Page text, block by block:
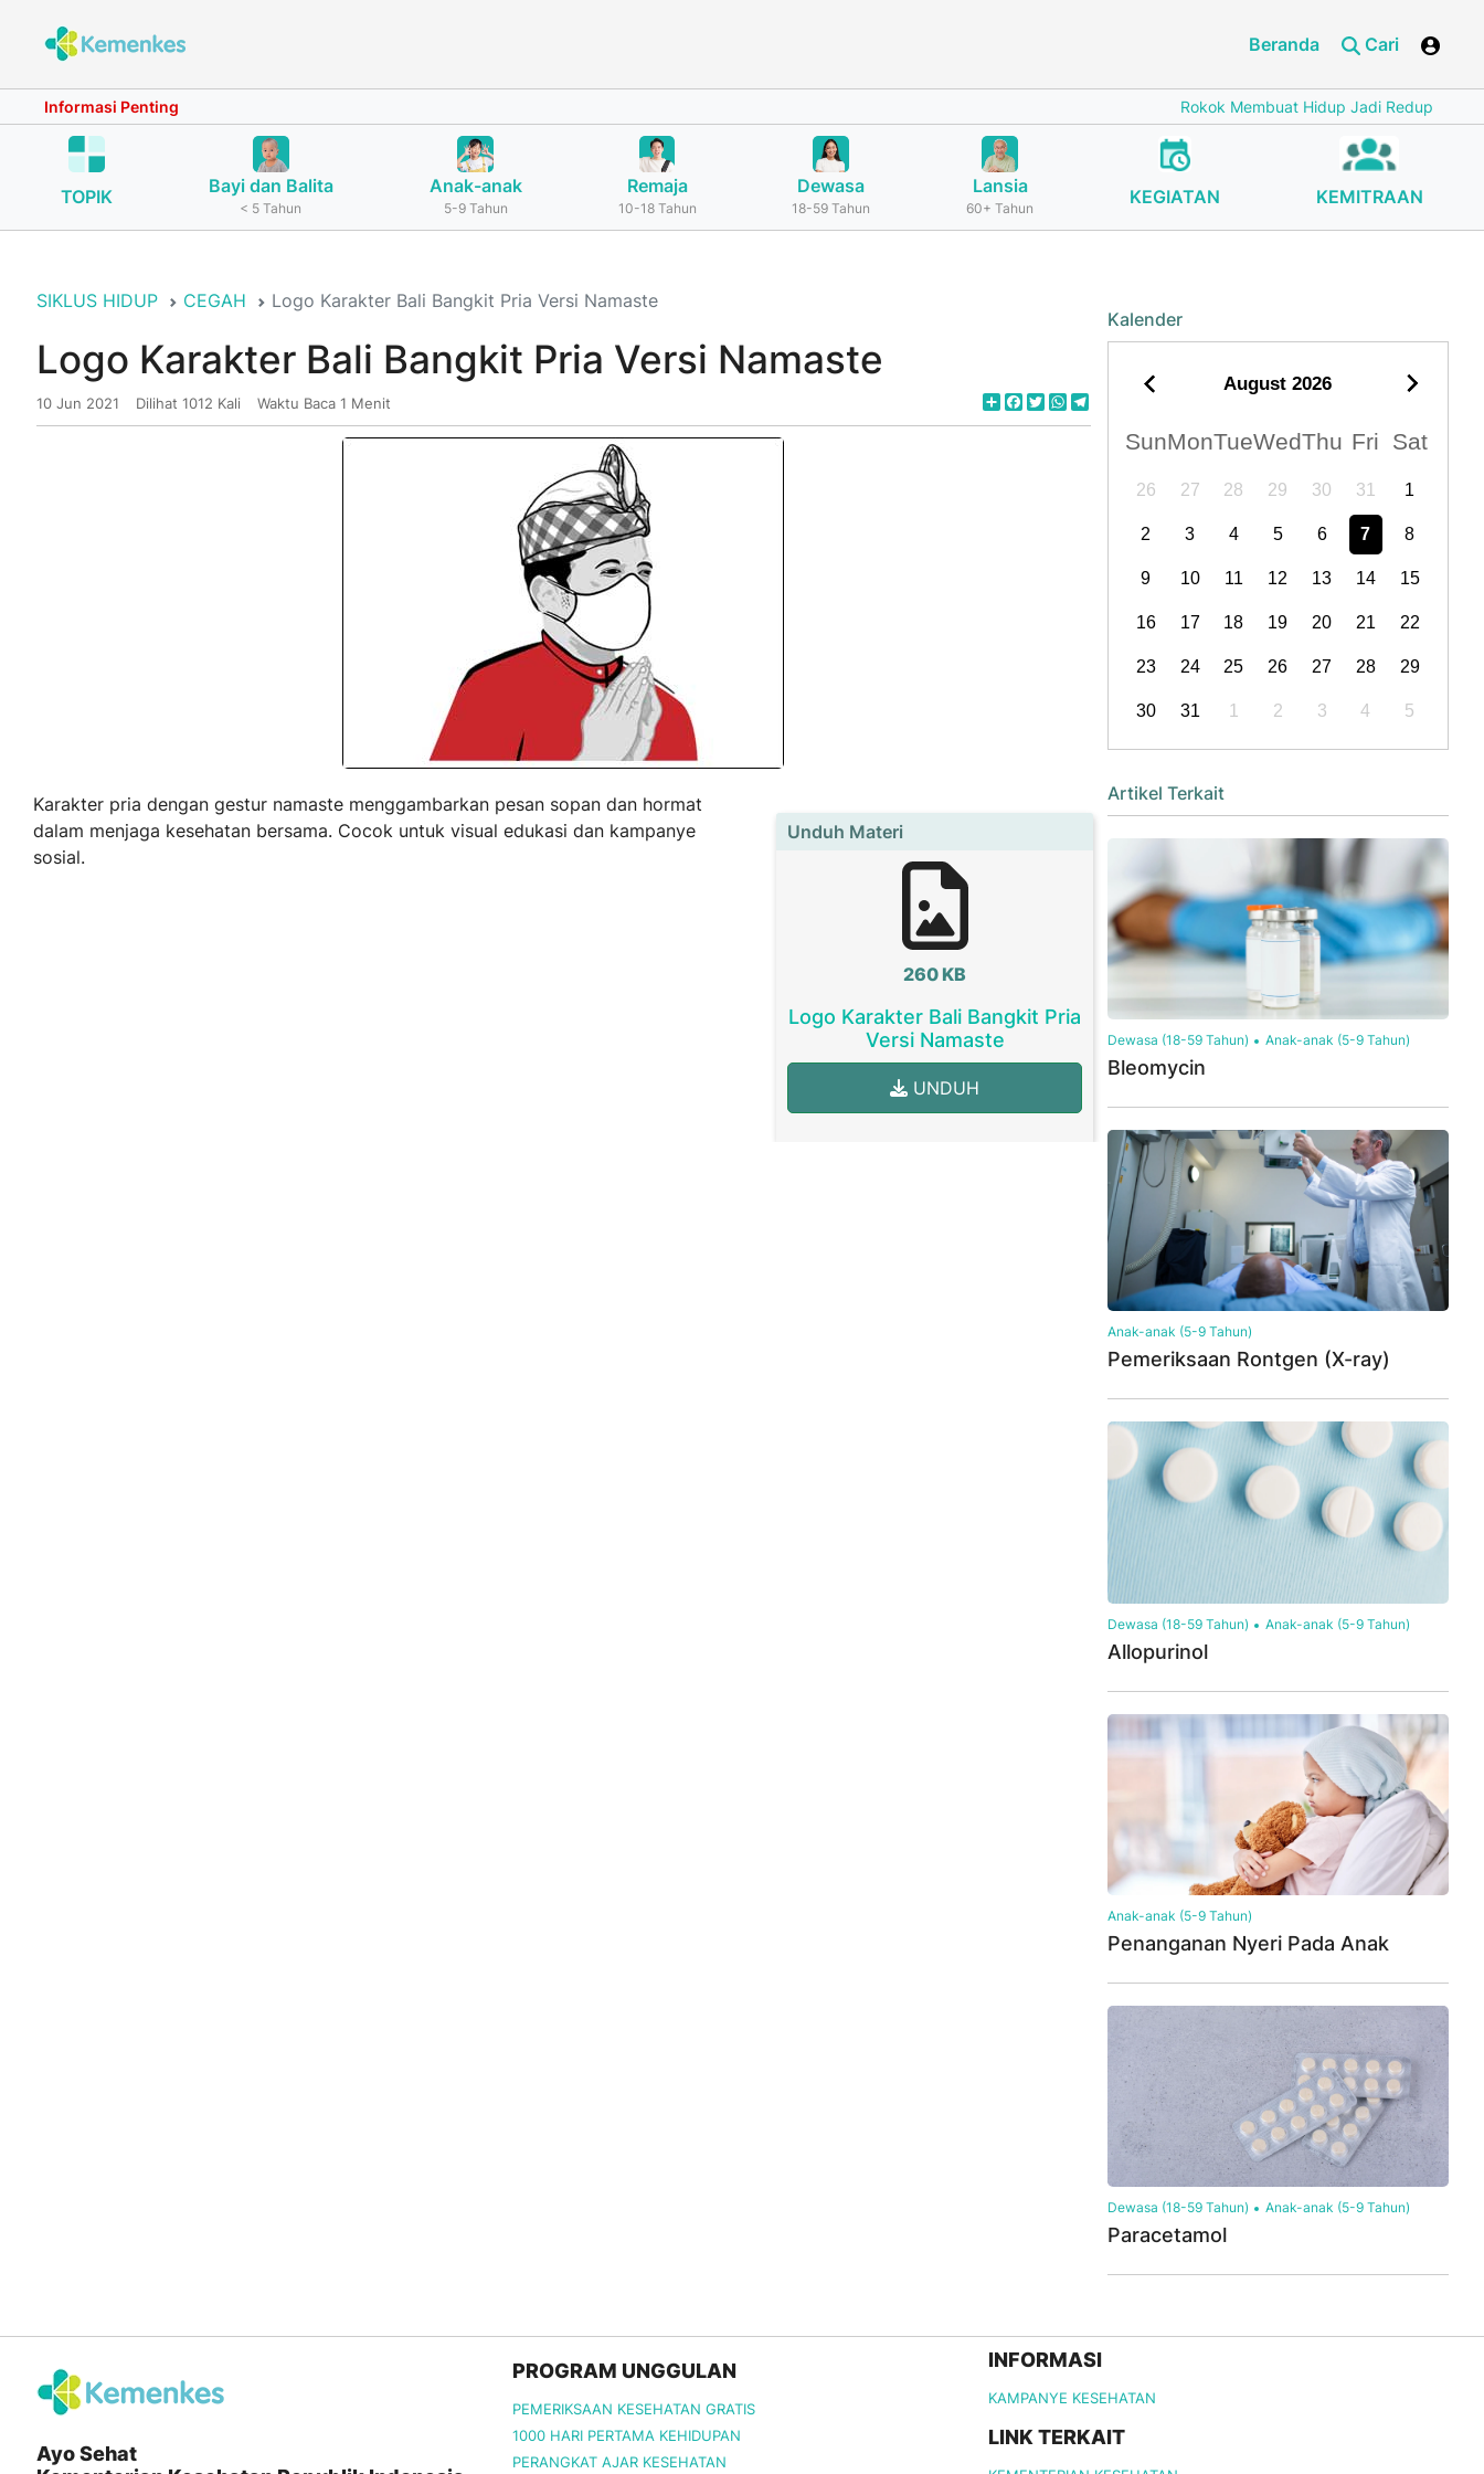
Beranda Cari
Informasi Penting Rokok Membuat Hidup Jadi Redup Cegah
TOPIK Bayi dan Balita
< 5 Tahun
Anak-anak
5-9 Tahun
Remaja
10-18 Tahun
Dewasa
18-59 Tahun
Lansia
60+ Tahun
KEGIATAN KEMITRAAN
SIKLUS HIDUP CEGAH Logo Karakter Bali Bangkit Pria Versi Namaste
Logo Karakter Bali Bangkit Pria Versi Namaste
10 Jun 2021 Dilihat 1012 Kali Waktu Baca 1 Menit ShareFacebook
TwitterWhatsApp
Karakter pria dengan gestur namaste menggambarkan pesan sopan dan hormat
dalam menjaga kesehatan bersama. Cocok untuk visual edukasi dan kampanye
sosial.
Unduh Materi
260 KB
Logo Karakter Bali Bangkit Pria
Versi Namaste
UNDUH
Kalender
August 2026
SunMonTueWedThu Fri Sat
26 27 28 29 30 31 1
2 3 4 5 6 7 8
9 10 11 12 13 14 15
16 17 18 19 20 21 22
23 24 25 26 27 28 29
30 31 1 2 3 4 5
Artikel Terkait
Dewasa (18-59 Tahun) Anak-anak (5-9 Tahun)
Bleomycin
Anak-anak (5-9 Tahun)
Pemeriksaan Rontgen (X-ray)
Dewasa (18-59 Tahun) Anak-anak (5-9 Tahun)
Allopurinol
Anak-anak (5-9 Tahun)
Penanganan Nyeri Pada Anak
Dewasa (18-59 Tahun) Anak-anak (5-9 Tahun)
Paracetamol
Ayo Sehat
PROGRAM UNGGULAN
PEMERIKSAAN KESEHATAN GRATIS
1000 HARI PERTAMA KEHIDUPAN
PERANGKAT AJAR KESEHATAN
INFORMASI
KAMPANYE KESEHATAN
LINK TERKAIT